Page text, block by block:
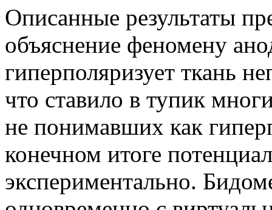
Описанные результаты
объяснение феномену
гиперполяризует ткань
что ставило в тупик
не понимавших как
конечном итоге
экспериментально.